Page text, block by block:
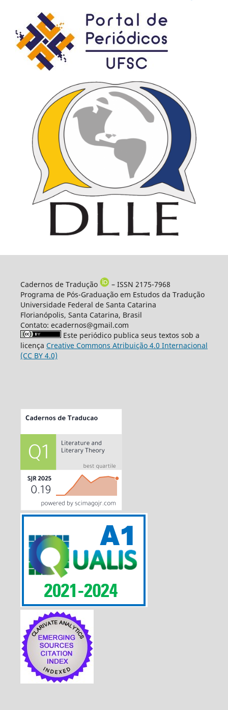
Cadernos de Tradução
– ISSN 2175-7968
Programa de Pós-Graduação em Estudos da Tradução
Universidade Federal de Santa Catarina
Florianópolis, Santa Catarina, Brasil
Contato: ecadernos@gmail.com
Este periódico publica seus textos sob a
licença Creative Commons Atribuição 4.0 Internacional
(CC BY 4.0)